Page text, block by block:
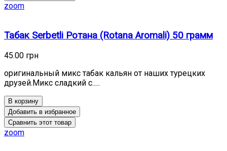
zoom
Табак Serbetli Ротана (Rotana Aromali) 50 грамм
45.00 грн
оригинальный микс табак кальян от наших турецких
друзей.Микс сладкий с.....
В корзину
Добавить в избранное
Сравнить этот товар
zoom